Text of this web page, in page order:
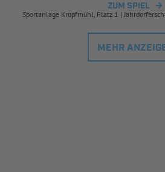
ZUM SPIEL
Sportanlage Kropfmühl, Platz 1 |
MEHR